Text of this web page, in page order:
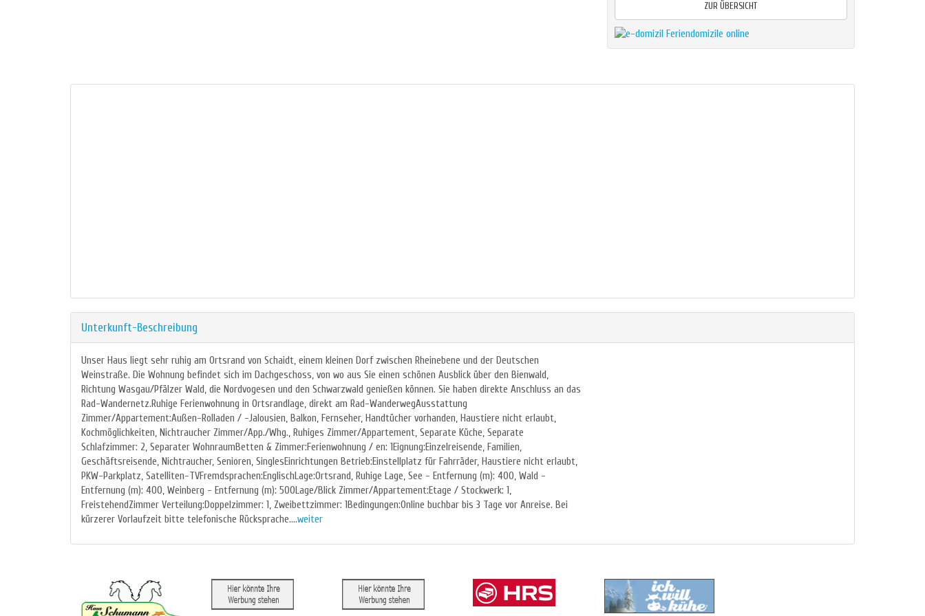
ZUR ÜBERSICHT
Unterkunft-Beschreibung
Unser Haus liegt sehr ruhig am Ortsrand von Schaidt, einem kleinen Dorf zwischen Rheinebene und der Deutschen
Weinstraße. Die Wohnung befindet sich im Dachgeschoss, von wo aus Sie einen schönen Ausblick über den Bienwald,
Richtung Wasgau/Pfälzer Wald, die Nordvogesen und den Schwarzwald genießen können. Sie haben direkte Anschluss an das
Rad-Wandernetz.Ruhige Ferienwohnung in Ortsrandlage, direkt am Rad-WanderwegAusstattung
Zimmer/Appartement:Außen-Rolladen / -Jalousien, Balkon, Fernseher, Handtücher vorhanden, Haustiere nicht erlaubt,
Kochmöglichkeiten, Nichtraucher Zimmer/App./Whg., Ruhiges Zimmer/Appartement, Separate Küche, Separate
Schlafzimmer: 2, Separater WohnraumBetten & Zimmer:Ferienwohnung / en: 1Eignung:Einzelreisende, Familien,
Geschäftsreisende, Nichtraucher, Senioren, SinglesEinrichtungen Betrieb:Einstellplatz für Fahrräder, Haustiere nicht erlaubt,
PKW-Parkplatz, Satelliten-TVFremdsprachen:EnglischLage:Ortsrand, Ruhige Lage, See - Entfernung (m): 400, Wald -
Entfernung (m): 400, Weinberg - Entfernung (m): 500Lage/Blick Zimmer/Appartement:Etage / Stockwerk: 1,
FreistehendZimmer Verteilung:Doppelzimmer: 1, Zweibettzimmer: 1Bedingungen:Online buchbar bis 3 Tage vor Anreise. Bei
kürzerer Vorlaufzeit bitte telefonische Rücksprache....weiter